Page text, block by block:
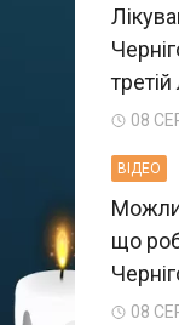
08
ВIДЕО
що
08